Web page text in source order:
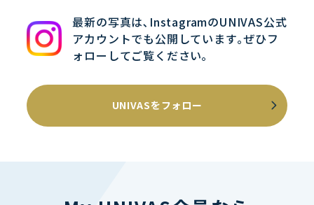
最新の写真は､InstagramのUNIVAS公式
アカウントでも公開しています｡ぜひフ
ォローしてご覧ください｡
UNIVASをフォロー